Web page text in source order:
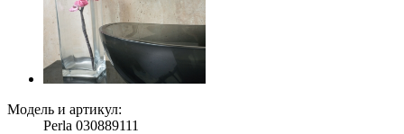
Модель и артикул:
Perla 030889111